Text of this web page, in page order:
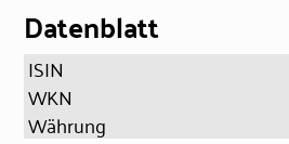
Datenblatt
ISIN
WKN
Währung